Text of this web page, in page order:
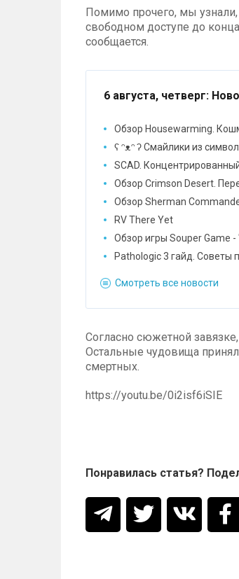
Помимо прочего, мы
свободном доступе до
сообщается.
6 августа, четверг:
Обзор Housewarming.
ʕ ᵔᴥᵔ ʔ Смайлики из
SCAD.
Обзор Crimson Desert.
Обзор Sherman
RV There Yet
Обзор игры Souper Game
Pathologic 3 гайд. Советы
Смотреть все новости
Согласно сюжетной
Остальные чудовища
смертных.
https://youtu.be/0i2isf6iSIE
Понравилась статья?